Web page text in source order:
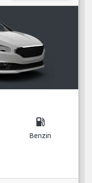
local_gas_station
Benzin